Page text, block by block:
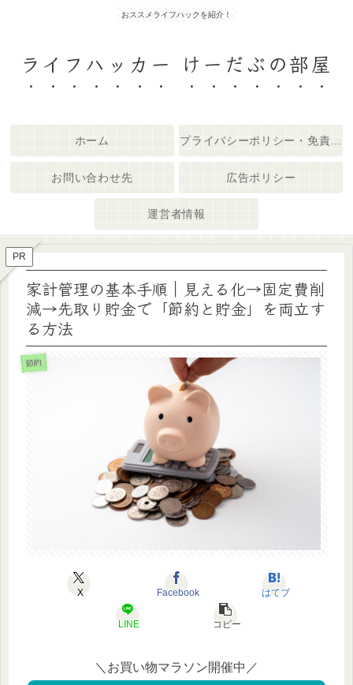
おススメライフハックを紹介！
ライフハッカー けーだぶの部屋
ホーム
お問い合わせ先 広告ポリシー
運営者情報
PR
家計管理の基本手順｜見える化→固定費削
減→先取り貯金で「節約と貯金」を両立す
る方法
節約
X Facebook はてブ
LINE コピー
＼お買い物マラソン開催中／